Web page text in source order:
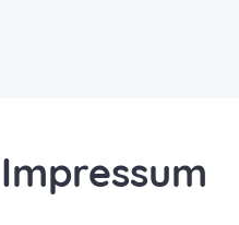
Impressum